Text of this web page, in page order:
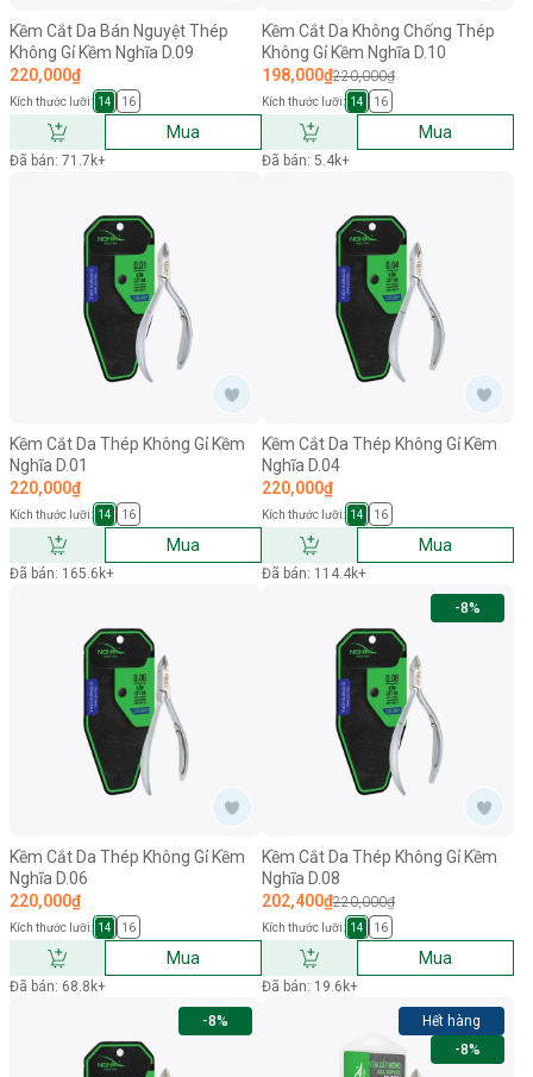
Kềm Cắt Da Bán Nguyệt Thép
Không Gỉ Kềm Nghĩa D.09
220,000₫
Kích thước lưỡi: 14 16
Mua
Đã bán: 71.7k+
Kềm Cắt Da Không Chống Thép
Không Gỉ Kềm Nghĩa D.10
198,000₫220,000₫
Kích thước lưỡi: 14 16
Mua
Đã bán: 5.4k+
Kềm Cắt Da Thép Không Gỉ Kềm
Nghĩa D.01
220,000₫
Kích thước lưỡi: 14 16
Mua
Đã bán: 165.6k+
Kềm Cắt Da Thép Không Gỉ Kềm
Nghĩa D.04
220,000₫
Kích thước lưỡi: 14 16
Mua
Đã bán: 114.4k+
Kềm Cắt Da Thép Không Gỉ Kềm
Nghĩa D.06
220,000₫
Kích thước lưỡi: 14 16
Mua
Đã bán: 68.8k+
-8%
Kềm Cắt Da Thép Không Gỉ Kềm
Nghĩa D.08
202,400₫220,000₫
Kích thước lưỡi: 14 16
Mua
Đã bán: 19.6k+
-8%
Hết hàng
-8%